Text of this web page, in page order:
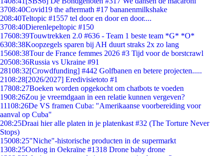
3708:40Covid19 the aftermath #17 bananenmilkshake
208:40Teltopic #1557 tel door en door en door....
3708:40Dierenlepeltopic #150
17608:39Touwtrekken 2.0 #636 - Team 1 beste team *G* *O*
6308:38Koopzegels sparen bij AH duurt straks 2x zo lang
15608:38Tour de France femmes 2026 #3 Tijd voor de borstcrawl
20508:36Russia vs Ukraine #91
28108:32[Crowdfunding] #442 Golfbanen en betere projecten.....
2108:28[2026/2027] Eredivisietoto #1
17808:27Boeken worden opgekocht om chatbots te voeden
1908:26Zou je vreemdgaan in een relatie kunnen vergeven?
11108:26De VS framen Cuba: "Amerikaanse voorbereiding voor
aanval op Cuba"
208:25Draai hier alle platen in je platenkast #32 (The Torture Never
Stops)
15008:25"Niche"-historische producten in de supermarkt
1308:25Oorlog in Oekraïne #1318 Drone baby drone